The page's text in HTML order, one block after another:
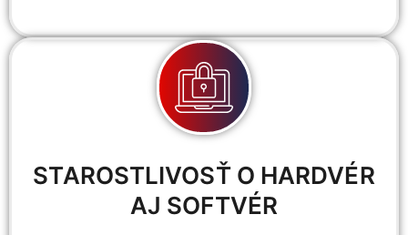
STAROSTLIVOSŤ O HARDVÉR
AJ SOFTVÉR